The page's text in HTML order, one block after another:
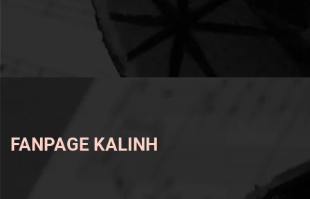
FANPAGE KALINH